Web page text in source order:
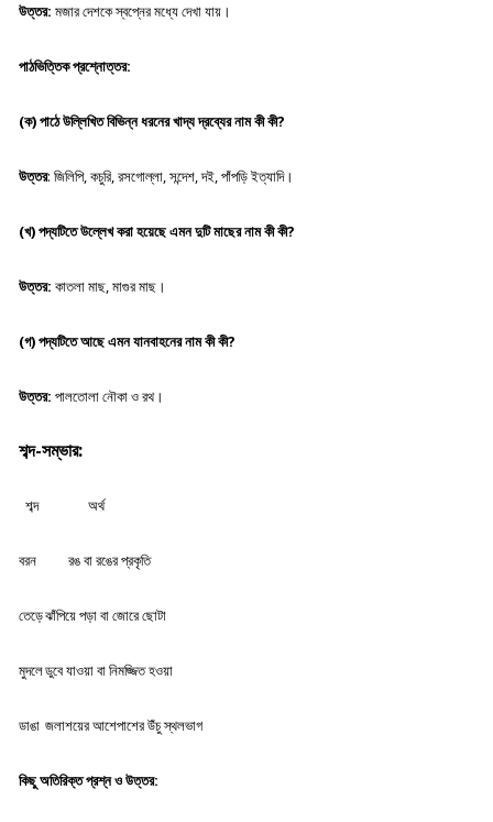
উত্তর: মজার দেশকে স্বপ্নের মধ্যে দেখা যায়।
পাঠভিত্তিক প্রশ্নোত্তর:
(ক) পাঠে উল্লিখিত বিভিন্ন ধরনের খাদ্য দ্রব্যের নাম কী কী?
উত্তর: জিলিপি, কচুরি, রসগোল্লা, সন্দেশ, দই, পাঁপড়ি ইত্যাদি।
(খ) পদ্যটিতে উল্লেখ করা হয়েছে এমন দুটি মাছের নাম কী কী?
উত্তর: কাতলা মাছ, মাগুর মাছ।
(গ) পদ্যটিতে আছে এমন যানবাহনের নাম কী কী?
উত্তর: পালতোলা নৌকা ও রথ।
শব্দ-সম্ভার:
শব্দ অর্থ
বরন রঙ বা রঙের প্রকৃতি
তেড়েঝাঁপিয়ে পড়া বা জোরে ছোটা
মুদলেডুবে যাওয়া বা নিমজ্জিত হওয়া
ডাঙা জলাশয়ের আশেপাশের উঁচু স্থলভাগ
কিছু অতিরিক্ত প্রশ্ন ও উত্তর: